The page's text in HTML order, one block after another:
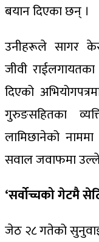
बयान दिएका छन् ।
उनीहरूले सागर
जीवी
दिएको
गुरुङसहितका
लामिछानेको
सवाल जवाफमा
‘सर्वोच्चको गेटमै
जेठ २८ गतेको